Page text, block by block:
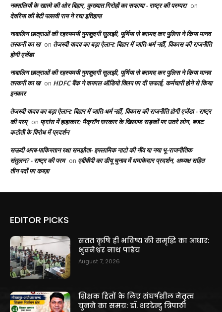
नक्सलियों के खात्मे की ओर बिहार, कुख्यात गिरोहों का सफाया - राष्ट्र की परम्परा on
देवरिया की बेटी पल्लवी राय ने रचा इतिहास
नाबालिग छात्राओं की रहस्यमयी गुमशुदगी सुलझी, पूर्णिया से बरामद कर पुलिस ने किया मानव
तस्करी का ख on तेजस्वी यादव का बड़ा ऐलान: बिहार में जाति-धर्म नहीं, विकास की राजनीति
होगी एजेंडा
नाबालिग छात्राओं की रहस्यमयी गुमशुदगी सुलझी, पूर्णिया से बरामद कर पुलिस ने किया मानव
तस्करी का ख on HDFC बैंक ने वायरल ऑडियो क्लिप पर दी सफाई, कर्मचारी होने से किया
इनकार
तेजस्वी यादव का बड़ा ऐलान: बिहार में जाति-धर्म नहीं, विकास की राजनीति होगी एजेंडा - राष्ट्र
की परम् on फ्रांस में हाहाकार: मैक्रॉन सरकार के खिलाफ सड़कों पर उतरे लोग, बजट
कटौती के विरोध में प्रदर्शन
सऊदी अरब-पाकिस्तान रक्षा समझौता- इस्लामिक नाटो की नींव या नया भू-राजनीतिक
संतुलन? - राष्ट्र की परम on एबीवीपी का डीयू चुनाव में धमाकेदार प्रदर्शन, अध्यक्ष सहित
तीन पदों पर कब्ज़ा
EDITOR PICKS
सतत कृषि ही भविष्य की समृद्धि का आधार:
भुवनेश्वर नाथ पांडेय
August 7, 2026
शिक्षक हितों के लिए संघर्षशील नेतृत्व
चुनने का समय: डॉ. शरदेन्दु त्रिपाठी